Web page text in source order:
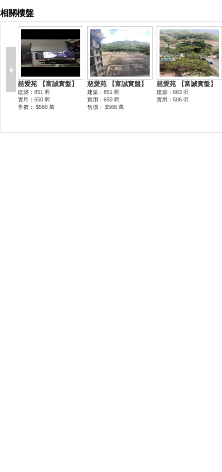
相關樓盤
慈愛苑 【富誠實盤】
建築：851 呎
實用：650 呎
售價： $580 萬
慈愛苑 【富誠實盤】
建築：851 呎
實用：650 呎
售價： $568 萬
慈愛苑 【富誠實盤】
建築：663 呎
實用：506 呎